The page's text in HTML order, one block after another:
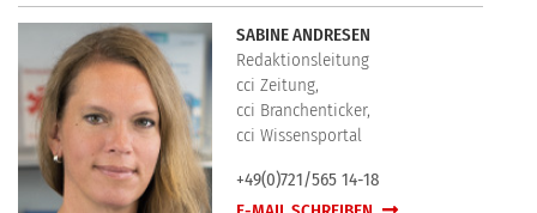
SABINE ANDRESEN
Redaktionsleitung
cci Zeitung,
cci Branchenticker,
cci Wissensportal
+49(0)721/565 14-18